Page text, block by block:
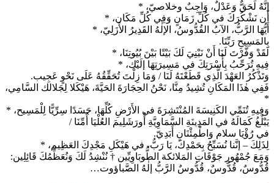
إنَّهُ لَحَقٌّ وَعَدْلٌ، وَاجِبٌ وخلاصيّ، *
أَن نَشْكُرَكَ في كُلِّ زَمَانٍ وَفِي كُلِّ مَكَان، *
أَيُّهَا الرَّبُّ، الآبُ القُدُّوسُ، الإلٰهُ القَدِيرُ الأَزَلِيّ، *
بِالمَسِيحِ رَبِّنَا.
لَقَدْ وَفَّرْتَ لَنَا أَنْ نَبْنِيَ لَكَ بَيْتًا بَيْنَ بُيُوتِنَا، *
فِيهِ تُرَحِّبُ بِأُسْرَتِكَ في مَسِيرَتِهَا إلَيْك، *
وَتَذْكُرُ العَهْدَ الَّذِي قَطَعْتَهُ لَنَا / وَمَا زِلْتَ تُحَقِّقُهُ عَلَى نَحْوٍ عَجِيب.
فَفِي هٰذَا المَكَانِ تُشِيدُ مِنَّا، نَحْنُ الحِجَارَةَ الحَيَّةَ، هَيْكَلا لِجَلالك السَّامِي،
*
وَفِيهِ تُنَمِّي الكَنِيسَةَ المُنْتَشِرَةَ في الأَرْضِ كُلِّهَا، جَسَدًا سِرِّيًّا لِلْمَسِيح، *
يَبْلُغُ كَمَالَهُ في المَدِينَةِ السَّمَاوِيَّةِ أُورَشَلِيمَ العُلْيَا أُمِّنَا /
في رُؤْيَا سلام وَاطْمِئْنَانٍ أَبَدِيّ.
لِذَلِكَ – إنَّنا نُسَبِّحُ بِحَمْدِكَ، يَا رَبُّ، في هَيْكَلِ مَجْدِكَ العَظِيم، *
وَمَعَ جُمْهُورِ جَوْقَاتِ المَلائكة الطُّوبَاوِيِّين † نُنْشِدُ لَكَ وَنُعَظِّمُكَ قَائِلِين:
قُدُّوسٌ، قُدُّوسٌ، قُدُّوسٌ الرَّبُّ إلٰهُ الصَّباؤوت…